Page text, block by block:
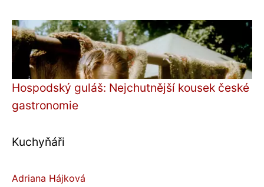
Hospodský guláš: Nejchutnější kousek české
gastronomie
Kuchyňáři
Adriana Hájková